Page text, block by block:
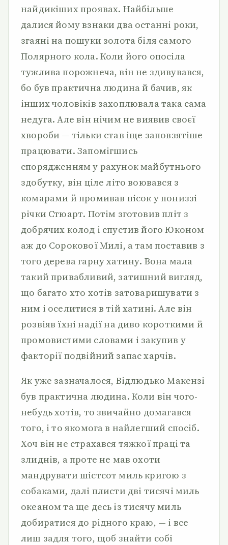
найдикіших проявах. Найбільше
далися йому взнаки два останні роки,
згаяні на пошуки золота біля самого
Полярного кола. Коли його опосіла
тужлива порожнеча, він не здивувався,
бо був практична людина й бачив, як
інших чоловіків захоплювала така сама
недуга. Але він нічим не виявив своєї
хвороби — тільки став іще заповзятіше
працювати. Запомігшись
спорядженням у рахунок майбутнього
здобутку, він ціле літо воювався з
комарами й промивав пісок у пониззі
річки Стюарт. Потім зготовив пліт з
добрячих колод і спустив його Юконом
аж до Сорокової Милі, а там поставив з
того дерева гарну хатину. Вона мала
такий привабливий, затишний вигляд,
що багато хто хотів затоваришувати з
ним і оселитися в тій хатині. Але він
розвіяв їхні надії на диво короткими й
промовистими словами і закупив у
факторії подвійний запас харчів.
Як уже зазначалося, Відлюдько Макензі
був практична людина. Коли він чого-
небудь хотів, то звичайно домагався
того, і то якомога в найлегший спосіб.
Хоч він не страхався тяжкої праці та
злиднів, а проте не мав охоти
мандрувати шістсот миль кригою з
собаками, далі плисти дві тисячі миль
океаном та ще десь із тисячу миль
добиратися до рідного краю, — і все
лиш задля того, щоб знайти собі